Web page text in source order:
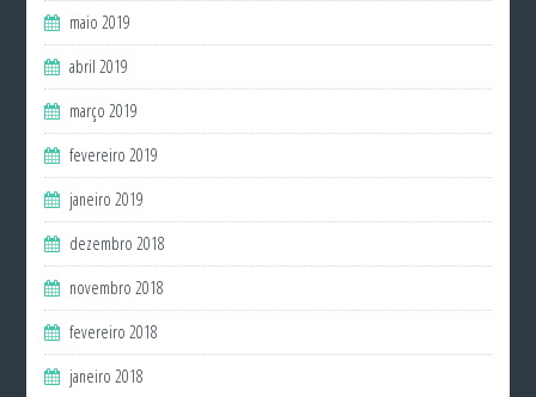
maio 2019
abril 2019
março 2019
fevereiro 2019
janeiro 2019
dezembro 2018
novembro 2018
fevereiro 2018
janeiro 2018